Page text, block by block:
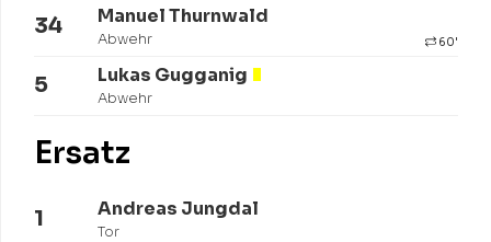
34 Manuel Thurnwald
Abwehr 60'
5 Lukas Gugganig
Abwehr
Ersatz
1 Andreas Jungdal
Tor